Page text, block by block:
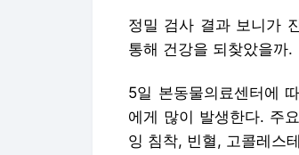
정밀 검사 결과 보니가
통해 건강을 되찾았을까.
5일 본동물의료센터에
에게 많이 발생한다. 주
잉 침착, 빈혈, 고콜레스